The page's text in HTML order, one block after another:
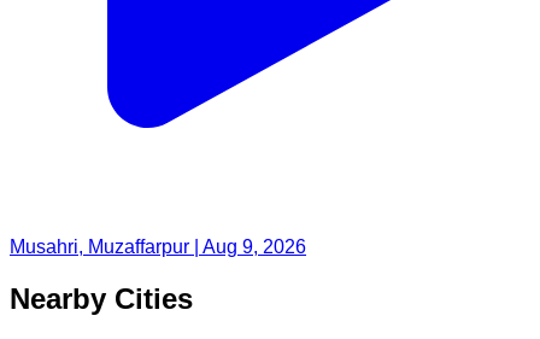
Musahri, Muzaffarpur | Aug 9, 2026
Nearby Cities